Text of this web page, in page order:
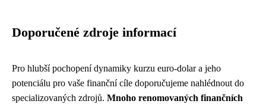
Doporučené zdroje informací
Pro hlubší pochopení dynamiky kurzu euro-dolar a jeho
potenciálu pro vaše finanční cíle doporučujeme nahlédnout do
specializovaných zdrojů. Mnoho renomovaných finančních